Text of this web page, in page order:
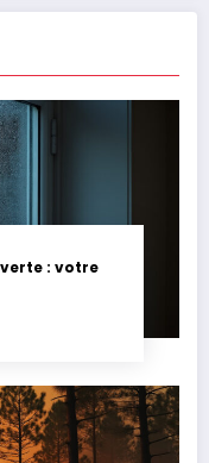
: votre